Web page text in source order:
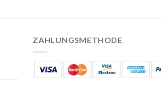
ZAHLUNGSMETHODE